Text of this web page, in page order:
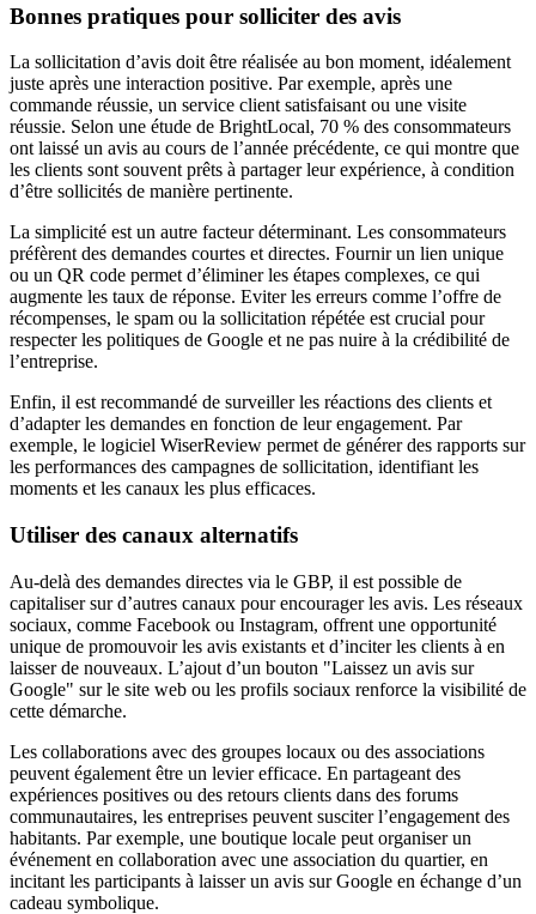
Bonnes pratiques pour solliciter des avis
La sollicitation d’avis doit être réalisée au bon moment, idéalement
juste après une interaction positive. Par exemple, après une
commande réussie, un service client satisfaisant ou une visite
réussie. Selon une étude de BrightLocal, 70 % des consommateurs
ont laissé un avis au cours de l’année précédente, ce qui montre que
les clients sont souvent prêts à partager leur expérience, à condition
d’être sollicités de manière pertinente.
La simplicité est un autre facteur déterminant. Les consommateurs
préfèrent des demandes courtes et directes. Fournir un lien unique
ou un QR code permet d’éliminer les étapes complexes, ce qui
augmente les taux de réponse. Eviter les erreurs comme l’offre de
récompenses, le spam ou la sollicitation répétée est crucial pour
respecter les politiques de Google et ne pas nuire à la crédibilité de
l’entreprise.
Enfin, il est recommandé de surveiller les réactions des clients et
d’adapter les demandes en fonction de leur engagement. Par
exemple, le logiciel WiserReview permet de générer des rapports sur
les performances des campagnes de sollicitation, identifiant les
moments et les canaux les plus efficaces.
Utiliser des canaux alternatifs
Au-delà des demandes directes via le GBP, il est possible de
capitaliser sur d’autres canaux pour encourager les avis. Les réseaux
sociaux, comme Facebook ou Instagram, offrent une opportunité
unique de promouvoir les avis existants et d’inciter les clients à en
laisser de nouveaux. L’ajout d’un bouton "Laissez un avis sur
Google" sur le site web ou les profils sociaux renforce la visibilité de
cette démarche.
Les collaborations avec des groupes locaux ou des associations
peuvent également être un levier efficace. En partageant des
expériences positives ou des retours clients dans des forums
communautaires, les entreprises peuvent susciter l’engagement des
habitants. Par exemple, une boutique locale peut organiser un
événement en collaboration avec une association du quartier, en
incitant les participants à laisser un avis sur Google en échange d’un
cadeau symbolique.